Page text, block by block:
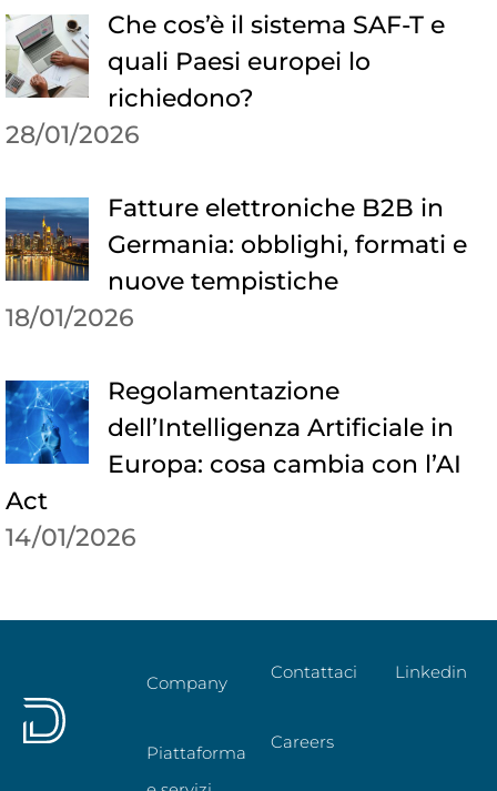
Che cos’è il sistema SAF-T e
quali Paesi europei lo
richiedono?
28/01/2026
Fatture elettroniche B2B in
Germania: obblighi, formati e
nuove tempistiche
18/01/2026
Regolamentazione
dell’Intelligenza Artificiale in
Europa: cosa cambia con l’AI
Act
14/01/2026
Company
Piattaforma
Contattaci
Careers
Linkedin